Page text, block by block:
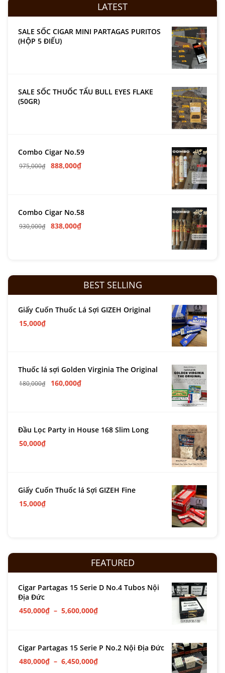
LATEST
SALE SỐC CIGAR MINI PARTAGAS PURITOS
(HỘP 5 ĐIẾU)
SALE SỐC THUỐC TẨU BULL EYES FLAKE
(50GR)
Combo Cigar No.59
975,000₫ 888,000₫
Combo Cigar No.58
930,000₫ 838,000₫
BEST SELLING
Giấy Cuốn Thuốc Lá Sợi GIZEH Original
15,000₫
Thuốc lá sợi Golden Virginia The Original
180,000₫ 160,000₫
Đầu Lọc Party in House 168 Slim Long
50,000₫
Giấy Cuốn Thuốc lá Sợi GIZEH Fine
15,000₫
FEATURED
Cigar Partagas 15 Serie D No.4 Tubos Nội
Địa Đức
450,000₫ – 5,600,000₫
Cigar Partagas 15 Serie P No.2 Nội Địa Đức
480,000₫ – 6,450,000₫